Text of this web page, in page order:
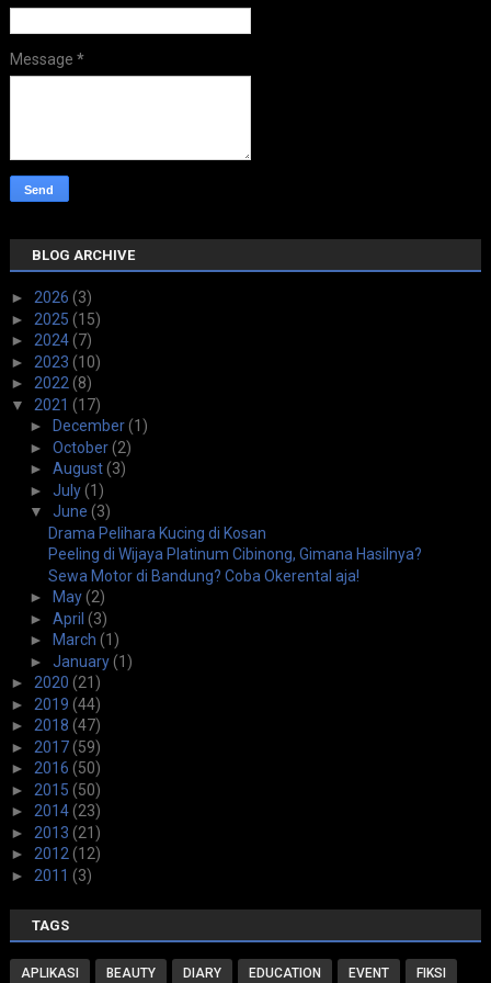
Message *
BLOG ARCHIVE
► 2026 (3)
► 2025 (15)
► 2024(7)
► 2023 (10)
► 2022 (8)
▼ 2021 (17)
►
December(1)
► October(2)
► August(3)
► July(1)
▼ June (3)
Drama Pelihara Kucing di Kosan
Peeling di Wijaya Platinum Cibinong, Gimana Hasilnya?
Sewa Motor di Bandung? Coba Okerental aja!
►
May(2)
► April (3)
►
March (1)
► January(1)
► 2020 (21)
► 2019 (44)
► 2018 (47)
► 2017(59)
► 2016 (50)
► 2015 (50)
► 2014(23)
► 2013 (21)
► 2012 (12)
► 2011 (3)
TAGS
APLIKASI BEAUTY DIARY EDUCATION EVENT FIKSI